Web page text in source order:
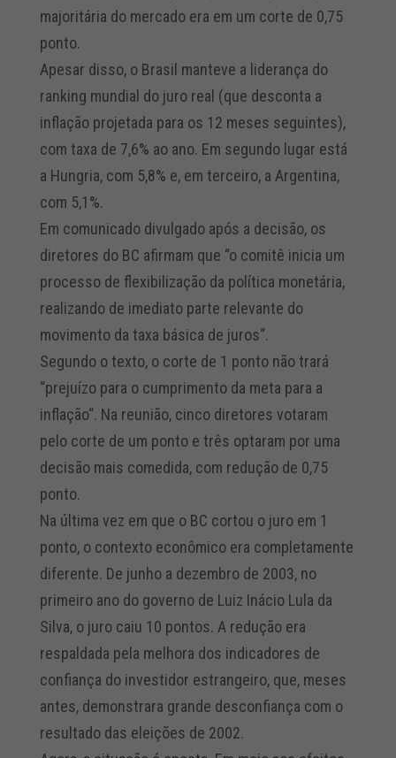
majoritária do mercado era em um corte de 0,75
ponto.
Apesar disso, o Brasil manteve a liderança do
ranking mundial do juro real (que desconta a
inflação projetada para os 12 meses seguintes),
com taxa de 7,6% ao ano. Em segundo lugar está
a Hungria, com 5,8% e, em terceiro, a Argentina,
com 5,1%.
Em comunicado divulgado após a decisão, os
diretores do BC afirmam que “o comitê inicia um
processo de flexibilização da política monetária,
realizando de imediato parte relevante do
movimento da taxa básica de juros“.
Segundo o texto, o corte de 1 ponto não trará
“prejuízo para o cumprimento da meta para a
inflação“. Na reunião, cinco diretores votaram
pelo corte de um ponto e três optaram por uma
decisão mais comedida, com redução de 0,75
ponto.
Na última vez em que o BC cortou o juro em 1
ponto, o contexto econômico era completamente
diferente. De junho a dezembro de 2003, no
primeiro ano do governo de Luiz Inácio Lula da
Silva, o juro caiu 10 pontos. A redução era
respaldada pela melhora dos indicadores de
confiança do investidor estrangeiro, que, meses
antes, demonstrara grande desconfiança com o
resultado das eleições de 2002.